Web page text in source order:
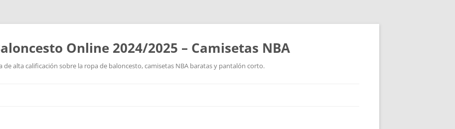
Online 2024/2025 – Camisetas NBA
de alta calificación sobre la ropa de baloncesto, camisetas NBA baratas y pantalón corto.